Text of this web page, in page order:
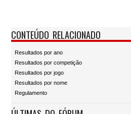
CONTEÚDO RELACIONADO
Resultados por ano
Resultados por competição
Resultados por jogo
Resultados por nome
Regulamento